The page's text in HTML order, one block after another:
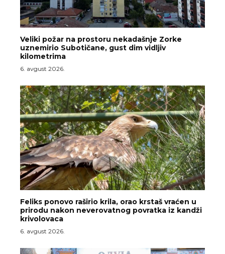
Veliki požar na prostoru nekadašnje Zorke
uznemirio Subotičane, gust dim vidljiv
kilometrima
6. avgust 2026.
Feliks ponovo raširio krila, orao krstaš vraćen u
prirodu nakon neverovatnog povratka iz kandži
krivolovaca
6. avgust 2026.